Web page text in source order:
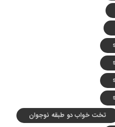
تخت خواب دو طبقه نوجوان